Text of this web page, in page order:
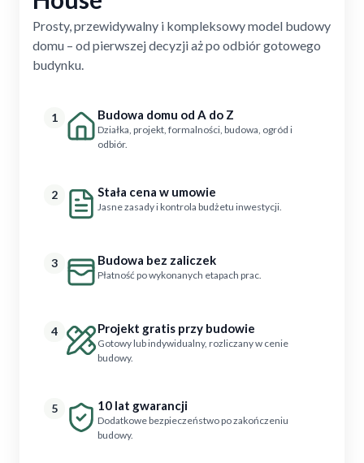
Prosty, przewidywalny i kompleksowy model budowy
domu – od pierwszej decyzji aż po odbiór gotowego
budynku.
1 Budowa domu od A do Z
Działka, projekt, formalności, budowa, ogród i
odbiór.
2 Stała cena w umowie
Jasne zasady i kontrola budżetu inwestycji.
3 Budowa bez zaliczek
Płatność po wykonanych etapach prac.
4 Projekt gratis przy budowie
Gotowy lub indywidualny, rozliczany w cenie
budowy.
5 10 lat gwarancji
Dodatkowe bezpieczeństwo po zakończeniu
budowy.